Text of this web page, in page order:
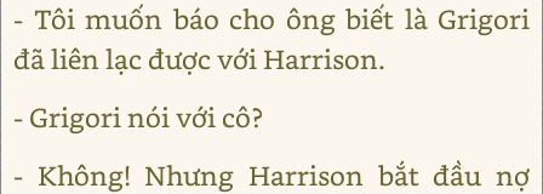
- Tôi muốn báo cho ông biết là Grigori
đã liên lạc được với Harrison.
- Grigori nói với cô?
- Không! Nhưng Harrison bắt đầu nợ